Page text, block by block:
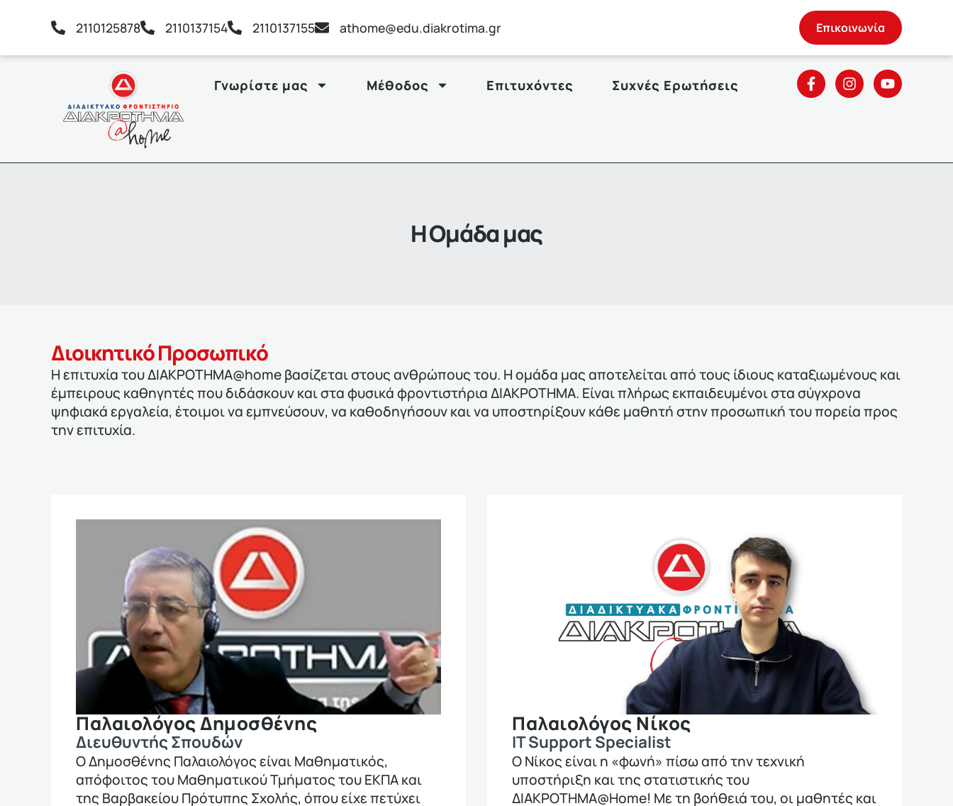
2110125878 2110137154 2110137155 athome@edu.diakrotima.gr Επικοινωνία
Γνωρίστε μας Μέθοδος Επιτυχόντες Συχνές Ερωτήσεις
Η Ομάδα μας
Διοικητικό Προσωπικό
Η επιτυχία του ΔΙΑΚΡΟΤΗΜΑ@home βασίζεται στους ανθρώπους του. Η ομάδα μας αποτελείται από τους ίδιους καταξιωμένους και
έμπειρους καθηγητές που διδάσκουν και στα φυσικά φροντιστήρια ΔΙΑΚΡΟΤΗΜΑ. Είναι πλήρως εκπαιδευμένοι στα σύγχρονα
ψηφιακά εργαλεία, έτοιμοι να εμπνεύσουν, να καθοδηγήσουν και να υποστηρίξουν κάθε μαθητή στην προσωπική του πορεία προς
την επιτυχία.
Παλαιολόγος Δημοσθένης
Διευθυντής Σπουδών
Ο Δημοσθένης Παλαιολόγος είναι Μαθηματικός,
απόφοιτος του Μαθηματικού Τμήματος του ΕΚΠΑ και
της Βαρβακείου Πρότυπης Σχολής, όπου είχε πετύχει
Παλαιολόγος Νίκος
IT Support Specialist
Ο Νίκος είναι η «φωνή» πίσω από την τεχνική
υποστήριξη και της στατιστικής του
ΔΙΑΚΡΟΤΗΜΑ@Home! Με τη βοήθειά του, οι μαθητές και